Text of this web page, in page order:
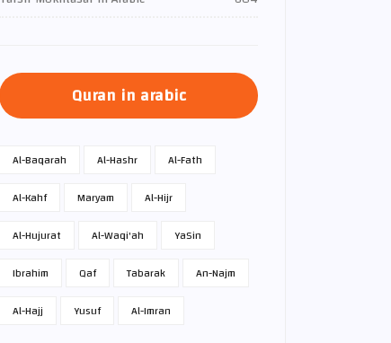
Quran in arabic
Al-Baqarah Al-Hashr
Al-Fath
Al-Kahf
Maryam
Al-Hijr
Al-Hujurat
Al-Waqi'ah
Ya­Sin
Ibrahim
Qaf Tabarak
An-Najm
Al-Hajj
Yusuf Al-Imran